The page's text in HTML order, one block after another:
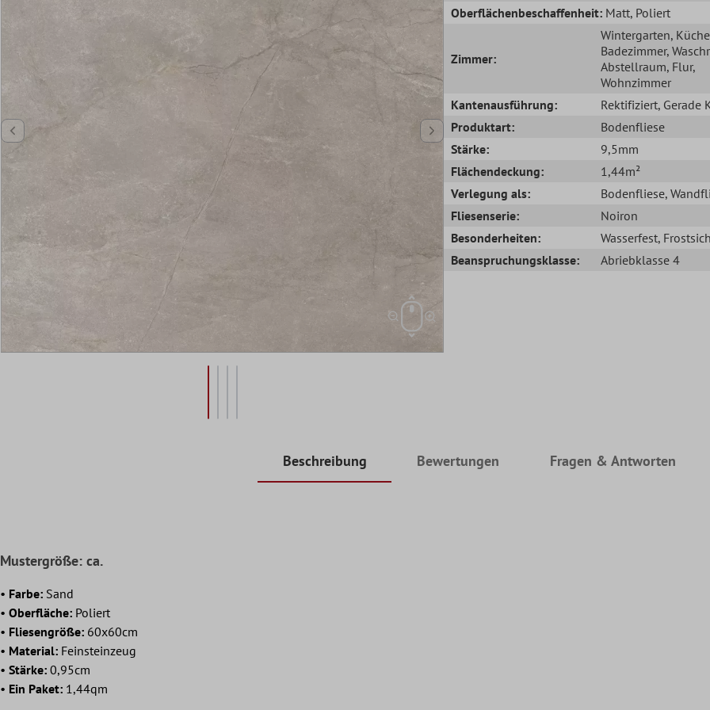
Oberflächenbeschaffenheit: Matt, Poliert
Zimmer:
Wintergarten, Küche
Badezimmer,
Abstellraum, Flur,
Wohnzimmer
Kantenausführung:
Rektifiziert, Gerade
Produktart:
Bodenfliese
Stärke:
9,5mm
Flächendeckung:
1,44m²
Verlegung als:
Bodenfliese,
Fliesenserie:
Noiron
Besonderheiten:
Wasserfest,
Beanspruchungsklasse:
Abriebklasse 4
Beschreibung Bewertungen Fragen & Antworten
Mustergröße: ca.
• Farbe: Sand
• Oberfläche: Poliert
• Fliesengröße: 60x60cm
• Material: Feinsteinzeug
• Stärke: 0,95cm
• Ein Paket: 1,44qm